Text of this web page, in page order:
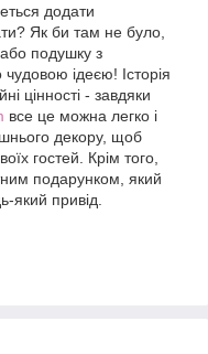
додати
Як би там не було,
подушку з
ідеєю! Історія
цінності - завдяки
все це можна легко і
декору, щоб
гостей. Крім того,
подарунком, який
який привід.